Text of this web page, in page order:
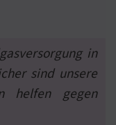
in
sind unsere
helfen gegen